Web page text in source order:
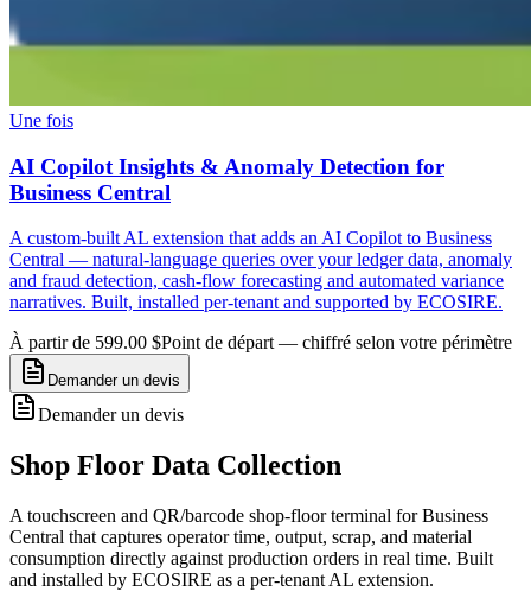
Une fois
AI Copilot Insights & Anomaly Detection for
Business Central
A custom-built AL extension that adds an AI Copilot to Business
Central — natural-language queries over your ledger data, anomaly
and fraud detection, cash-flow forecasting and automated variance
narratives. Built, installed per-tenant and supported by ECOSIRE.
À partir de 599.00 $Point de départ — chiffré selon votre périmètre
Demander un devis
Demander un devis
Shop Floor Data Collection
A touchscreen and QR/barcode shop-floor terminal for Business
Central that captures operator time, output, scrap, and material
consumption directly against production orders in real time. Built
and installed by ECOSIRE as a per-tenant AL extension.